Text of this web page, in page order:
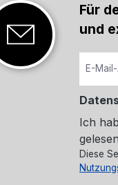
Für
und
Ich
Diese